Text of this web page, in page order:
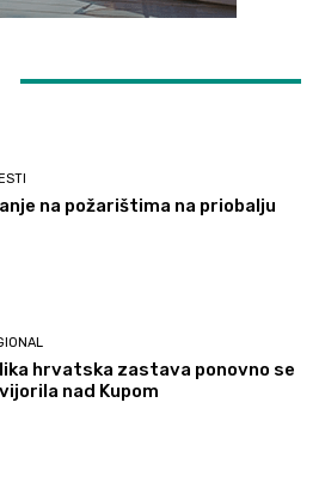
na požarištima na priobalju
hrvatska zastava ponovno se
nad Kupom